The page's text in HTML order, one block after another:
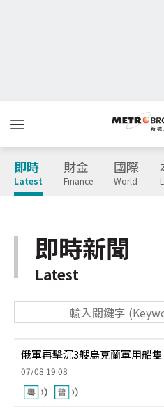
即時
Latest
財金
Finance
國際
World
即時新聞
Latest
俄軍再擊沉3艘烏克蘭軍用船
07/08 19:08